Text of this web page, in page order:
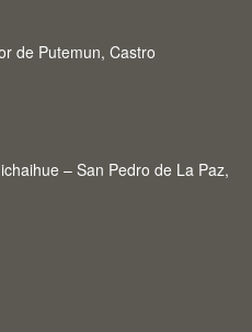
de Putemun, Castro
– San Pedro de La Paz,